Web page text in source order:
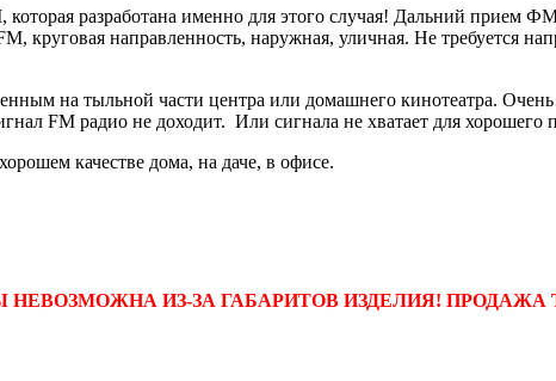
разработана именно для этого случая! Дальний прием
направленность, наружная, уличная. Не требуется
на тыльной части центра или домашнего кинотеатра.
FM радио не доходит. Или сигнала не хватает для хорошего
качестве дома, на даче, в офисе.
ИЗ-ЗА ГАБАРИТОВ ИЗДЕЛИЯ! ПРОДАЖА